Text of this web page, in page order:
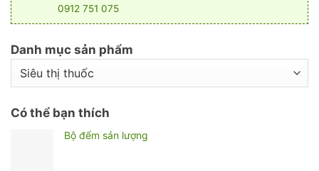
0912 751 075
Danh mục sản phẩm
Có thể bạn thích
Bộ đếm sản lượng